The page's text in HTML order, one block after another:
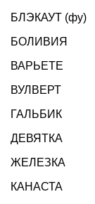
БЛЭКАУТ (фу)
БОЛИВИЯ
ВАРЬЕТЕ
ВУЛВЕРТ
ГАЛЬБИК
ДЕВЯТКА
ЖЕЛЕЗКА
КАНАСТА